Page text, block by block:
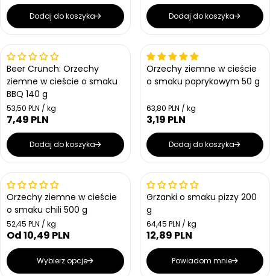
Dodaj do koszyka Dodaj do koszyka
Beer Crunch: Orzechy
ziemne w cieście o smaku
BBQ 140 g
Cena jednostkowa
53,50 PLN / kg
Cena regularna
7,49 PLN
Dodaj do koszyka
Orzechy ziemne w cieście
o smaku paprykowym 50 g
Cena jednostkowa
63,80 PLN / kg
Cena regularna
3,19 PLN
Dodaj do koszyka
Orzechy ziemne w cieście
o smaku chili 500 g
Cena jednostkowa
52,45 PLN / kg
Cena regularna
Od 10,49 PLN
Wybierz opcje
Wyprzedany
Grzanki o smaku pizzy 200
g
Cena jednostkowa
64,45 PLN / kg
Cena regularna
12,89 PLN
Powiadom mnie